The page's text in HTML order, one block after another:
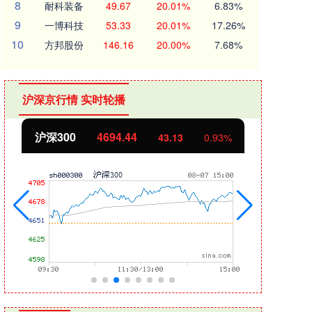
8 耐科装备 49.67 20.01% 6.83%
9 一博科技 53.33 20.01% 17.26%
10 方邦股份 146.16 20.00% 7.68%
沪深京行情 实时轮播
北证50 1134.24 11.37 1.01%